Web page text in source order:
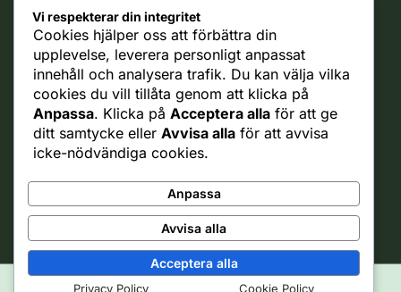
Business
B2B
Samarbete med oss
Fruktsnack
Om oss
Nyhetsbrev
Kontakt
Vi respekterar din integritet
Cookies hjälper oss att förbättra din
upplevelse, leverera personligt anpassat
innehåll och analysera trafik. Du kan välja vilka
cookies du vill tillåta genom att klicka på
Anpassa. Klicka på Acceptera alla för att ge
ditt samtycke eller Avvisa alla för att avvisa
icke-nödvändiga cookies.
Anpassa
Avvisa alla
Acceptera alla
Privacy Policy Cookie Policy